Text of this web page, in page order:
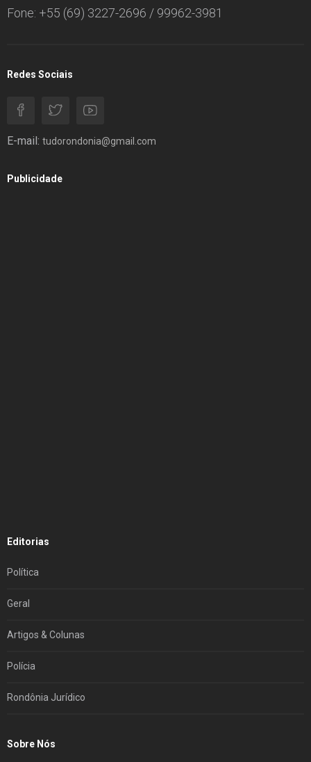
Fone: +55 (69) 3227-2696 / 99962-3981
Redes Sociais
E-mail: tudorondonia@gmail.com
Publicidade
Editorias
Política
Geral
Artigos & Colunas
Polícia
Rondônia Jurídico
Sobre Nós